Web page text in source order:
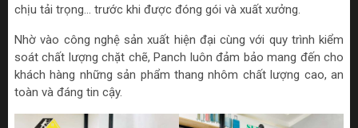
chịu tải trọng... trước khi được đóng gói và xuất xưởng.
Nhờ vào công nghệ sản xuất hiện đại cùng với quy trình kiểm
soát chất lượng chặt chẽ, Panch luôn đảm bảo mang đến cho
khách hàng những sản phẩm thang nhôm chất lượng cao, an
toàn và đáng tin cậy.